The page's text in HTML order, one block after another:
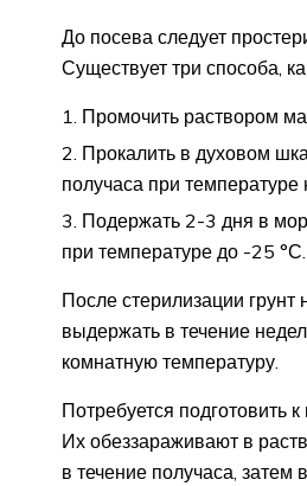
До посева следует
Существует три способа,
Промочить раствором
Прокалить в духовом
получаса при
Подержать 2-3 дня в
при температуре до -25 °С.
После стерилизации грунт
выдержать в течение
комнатную температуру.
Потребуется подготовить
Их обеззараживают в
в течение получаса,